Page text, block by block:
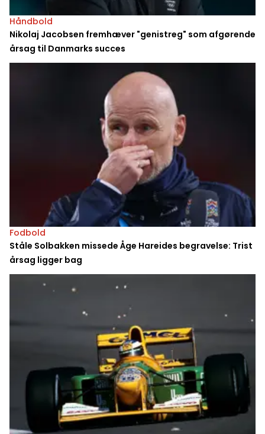
Håndbold
Nikolaj Jacobsen fremhæver "genistreg" som afgørende
årsag til Danmarks succes
Fodbold
Ståle Solbakken missede Åge Hareides begravelse: Trist
årsag ligger bag